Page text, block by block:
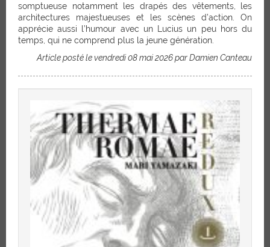
somptueuse notamment les drapés des vêtements, les
architectures majestueuses et les scènes d’action. On
apprécie aussi l’humour avec un Lucius un peu hors du
temps, qui ne comprend plus la jeune génération.
Article posté le vendredi 08 mai 2026 par Damien Canteau